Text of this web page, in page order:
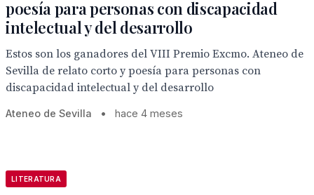
poesía para personas con discapacidad
intelectual y del desarrollo
Estos son los ganadores del VIII Premio Excmo. Ateneo de
Sevilla de relato corto y poesía para personas con
discapacidad intelectual y del desarrollo
Ateneo de Sevilla • hace 4 meses
LITERATURA